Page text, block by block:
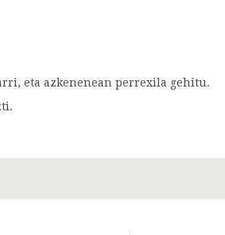
eta azkenenean perrexila gehitu.